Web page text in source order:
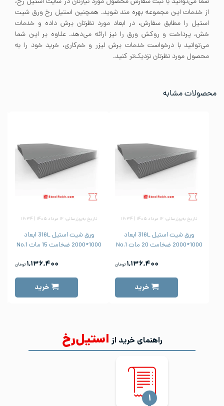
از خدمات این مجموعه بهره مند شوید. همچنین استیل رخ ورق شیت
استیل را مطابق سفارش، در ابعاد مورد نظرتان برش داده و خدمات
خش، پرداخت و روکش ورق را نیز ارائه می‌دهد. علاوه بر این شما
می‌توانید با درخواست خدمات برش لیزر و خم‌کاری، خرید خود را به
محصول مورد نظرتان نزدیک‌تر کنید.
محصولات مشابه
تاریخ به‌روزرسانی: ۱۲ مرداد ۱۴۰۵ | ۱۶:۳۴
ورق شیت استیل 316L ابعاد
1000*2000 ضخامت 20 مات No.1
۱,۱۳۶,۴۰۰ تومان
خرید
تاریخ به‌روزرسانی: ۱۲ مرداد ۱۴۰۵ | ۱۶:۳۴
ورق شیت استیل 316L ابعاد
1000*2000 ضخامت 15 مات No.1
۱,۱۳۶,۴۰۰ تومان
خرید
راهنمای خرید از استیل‌رخ
‍۱